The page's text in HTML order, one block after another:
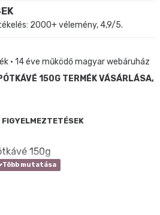
2000+ vélemény, 4,9/5.
• 14 éve működő magyar webáruház
150G TERMÉK VÁSÁRLÁSA,
FIGYELMEZTETÉSEK
150g